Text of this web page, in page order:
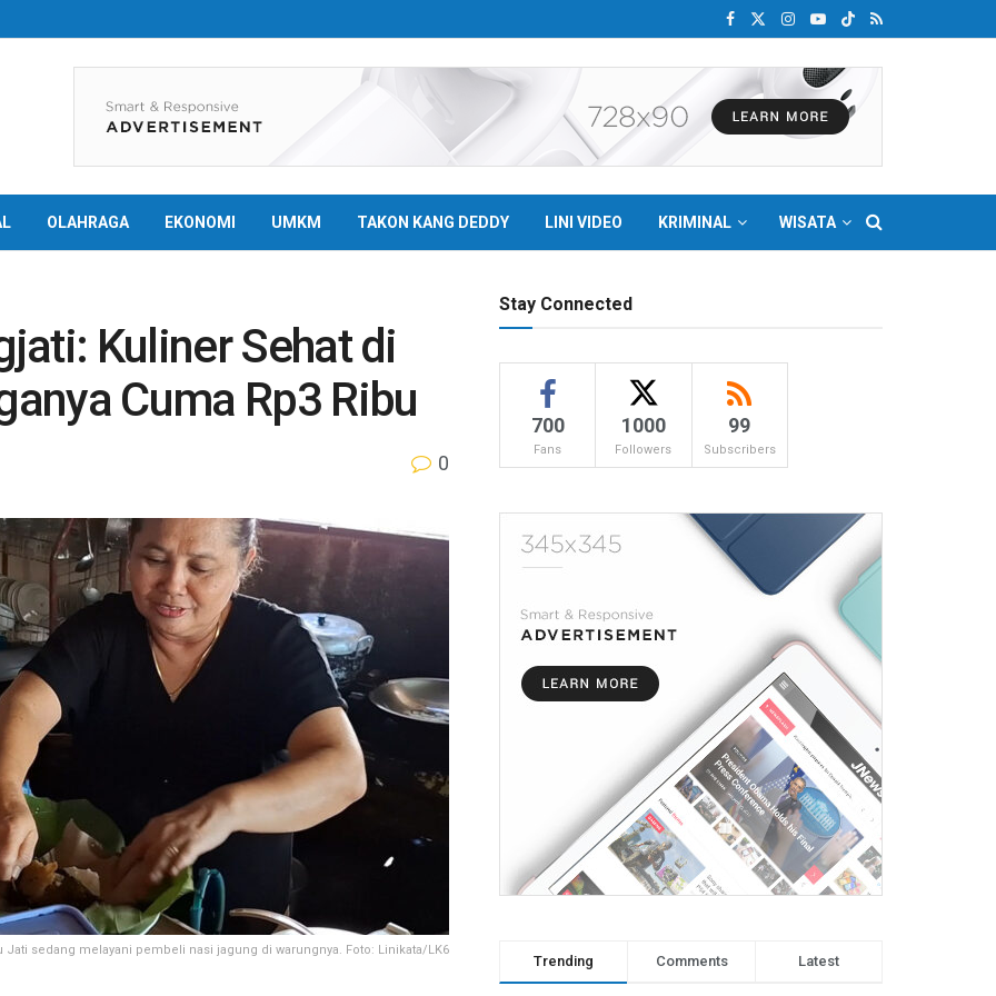
OLAHRAGA EKONOMI UMKM TAKON KANG DEDDY LINI VIDEO KRIMINAL WISATA
Kuliner Sehat di
Cuma Rp3 Ribu
0
Jati sedang melayani pembeli nasi jagung di warungnya. Foto: Linikata/LK6
Stay Connected
700
Fans
1000
Followers
99
Subscribers
Trending Comments Latest